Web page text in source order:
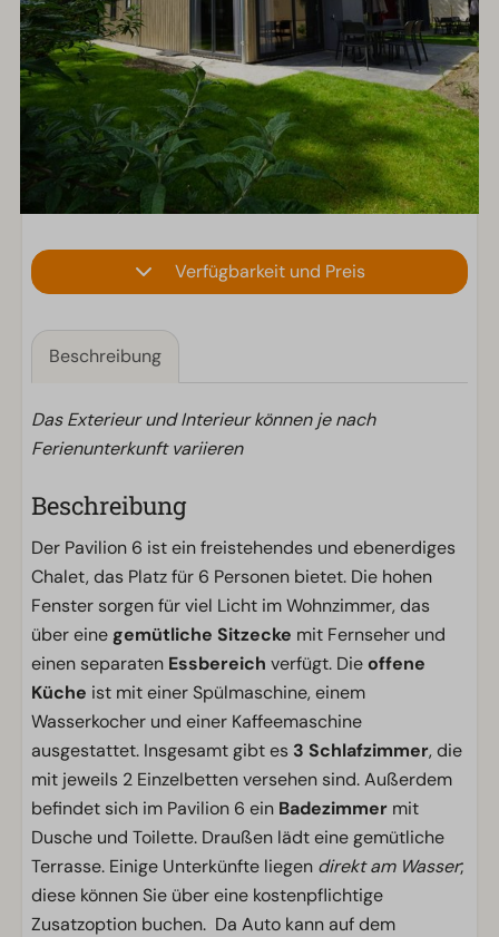
Verfügbarkeit und Preis
Beschreibung
Das Exterieur und Interieur können je nach
Ferienunterkunft variieren
Beschreibung
Der Pavilion 6 ist ein freistehendes und ebenerdiges
Chalet, das Platz für 6 Personen bietet. Die hohen
Fenster sorgen für viel Licht im Wohnzimmer, das
über eine gemütliche Sitzecke mit Fernseher und
einen separaten Essbereich verfügt. Dieoffene
Küche ist mit einer Spülmaschine, einem
Wasserkocher und einer Kaffeemaschine
ausgestattet. Insgesamt gibt es 3 Schlafzimmer, die
mit jeweils 2 Einzelbetten versehen sind. Außerdem
befindet sich im Pavilion 6 ein Badezimmer mit
Dusche und Toilette. Draußen lädt eine gemütliche
Terrasse. Einige Unterkünfte liegen direkt am Wasser;
diese können Sie über eine kostenpflichtige
Zusatzoption buchen. Da Auto kann auf dem